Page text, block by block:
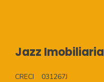
Jazz Imobiliaria
CRECI
031267J